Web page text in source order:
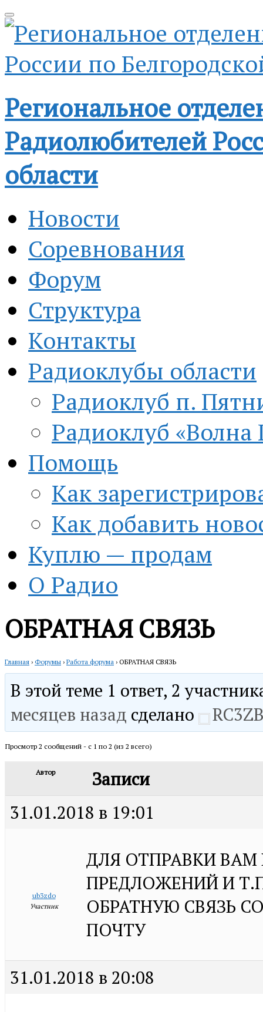
Региональное
Радиолюбителей
области
Новости
Соревнования
Форум
Структура
Контакты
Радиоклубы области
Радиоклуб п.
Радиоклуб «Волна
Помощь
Как
Как добавить
Куплю — продам
О Радио
ОБРАТНАЯ СВЯЗЬ
Главная › Форумы › Работа форума › ОБРАТНАЯ СВЯЗЬ
В этой теме 1 ответ, 2
месяцев назад сделано
Просмотр 2 сообщений - с 1 по 2 (из 2 всего)
Автор
Записи
31.01.2018 в 19:01
ub3zdo
Участник
ДЛЯ ОТПРАВКИ
ПРЕДЛОЖЕНИЙ И
ОБРАТНУЮ СВЯЗЬ
ПОЧТУ
31.01.2018 в 20:08